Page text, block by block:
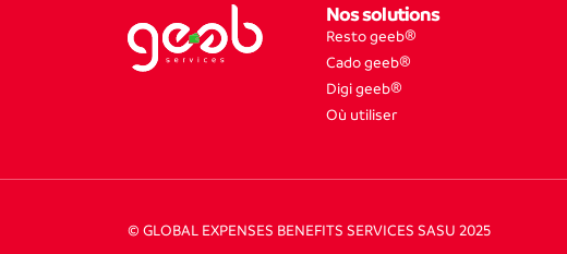
Nos solutions
Resto geeb®
Cado geeb®
Digi geeb®
Où utiliser
© GLOBAL EXPENSES BENEFITS SERVICES SASU 2025